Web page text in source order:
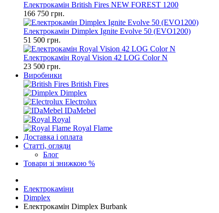
Електрокамін British Fires NEW FOREST 1200
166 750 грн.
Електрокамін Dimplex Ignite Evolve 50 (EVO1200)
51 500 грн.
Електрокамін Royal Vision 42 LOG Color N
23 500 грн.
Виробники
British Fires
Dimplex
Electrolux
IDaMebel
Royal
Royal Flame
Доставка і оплата
Статті, огляди
Блог
Товари зі знижкою %
Електрокаміни
Dimplex
Електрокамін Dimplex Burbank